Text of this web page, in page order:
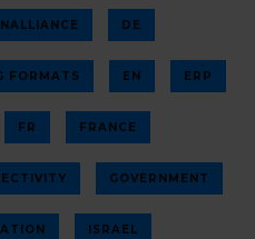
DE
FORMATS EN ERP
FR FRANCE
GOVERNMENT
ISRAEL